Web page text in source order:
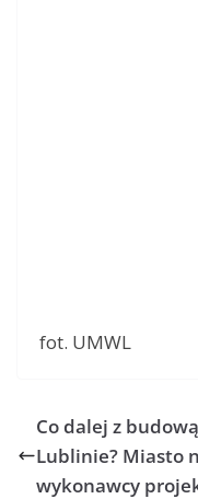
fot. UMWL
Co dalej z
Lublinie? Miasto
wykonawcy